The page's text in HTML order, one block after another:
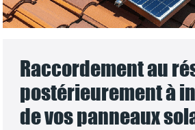
Raccordement au
postérieurement à
de vos panneaux